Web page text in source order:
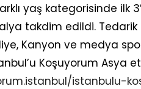
farklı yaş kategorisinde ilk
takdim edildi. Tedarik
Kanyon ve medya
Koşuyorum Asya
istanbulu-